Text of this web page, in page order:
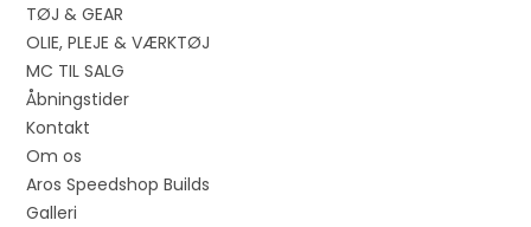
TØJ & GEAR
OLIE, PLEJE & VÆRKTØJ
MC TIL SALG
Åbningstider
Kontakt
Om os
Aros Speedshop Builds
Galleri